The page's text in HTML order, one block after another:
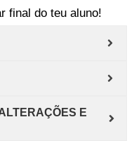
final do teu aluno!
E